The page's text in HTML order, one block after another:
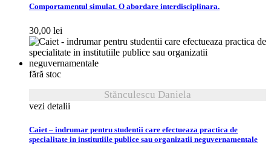
Comportamentul simulat. O abordare interdisciplinara.
30,00 lei
fără stoc
Stănculescu Daniela
vezi detalii
Caiet – indrumar pentru studentii care efectueaza practica de
specialitate in institutiile publice sau organizatii neguvernamentale